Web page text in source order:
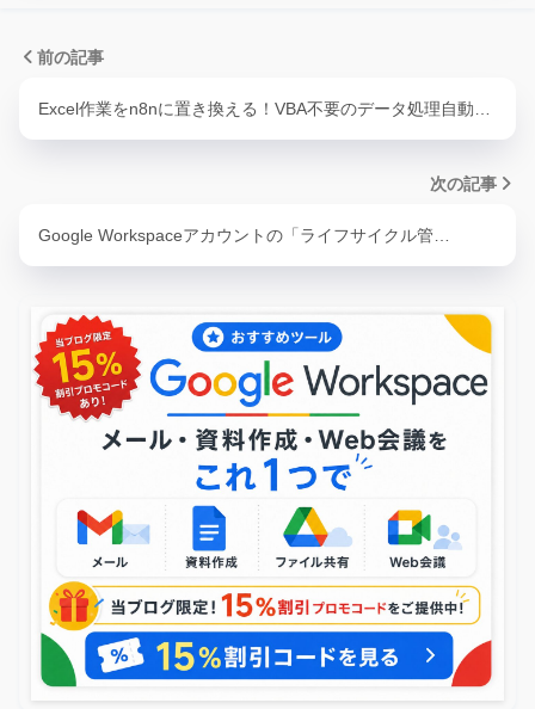
前の記事
Excel作業をn8nに置き換える！VBA不要のデータ処理自動…
次の記事
Google Workspaceアカウントの「ライフサイクル管…